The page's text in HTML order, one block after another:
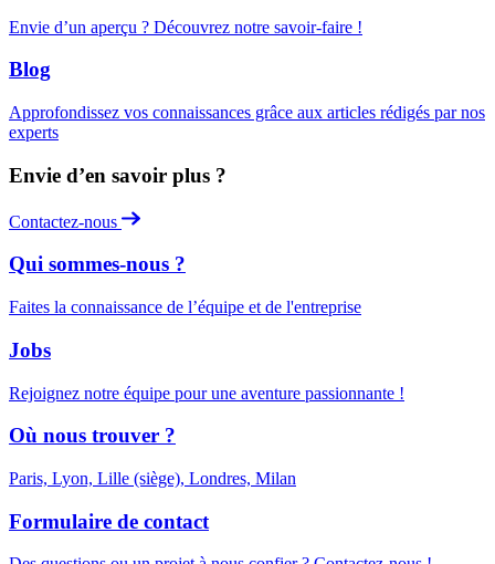
Envie d’un aperçu ? Découvrez notre savoir-faire !
Blog
Approfondissez vos connaissances grâce aux articles rédigés par nos
experts
Envie d’en savoir plus ?
Contactez-nous
Qui sommes-nous ?
Faites la connaissance de l’équipe et de l'entreprise
Jobs
Rejoignez notre équipe pour une aventure passionnante !
Où nous trouver ?
Paris, Lyon, Lille (siège), Londres, Milan
Formulaire de contact